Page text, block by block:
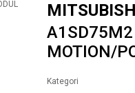
A1SD75M2
MOTION/
Kategori